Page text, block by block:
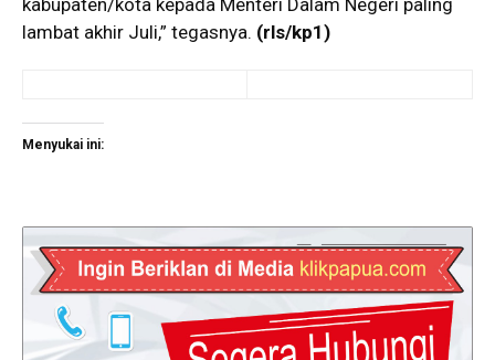
lambat akhir Juli,” tegasnya. (rls/kp1)
Menyukai ini: